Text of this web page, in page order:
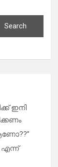
Search
ഇനി
എന്ന്